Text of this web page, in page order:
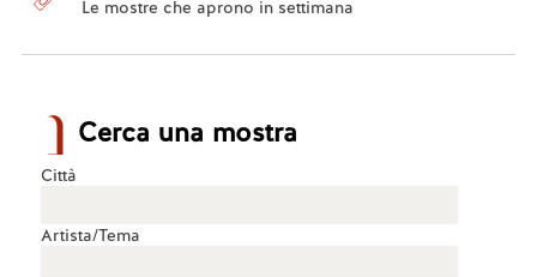
Le mostre che aprono in settimana
Cerca una mostra
Città
Artista/Tema